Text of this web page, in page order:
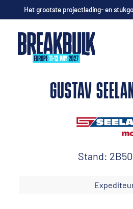
Het grootste projectlading- en
GUSTAV
Stand: